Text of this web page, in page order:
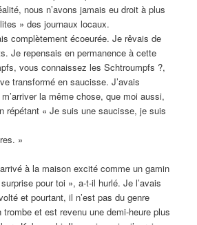
nous n’avons jamais eu droit à plus
» des journaux locaux.
complètement écoeurée. Je rêvais de
Je repensais en permanence à cette
vous connaissez les Schtroumpfs ?,
transformé en saucisse. J’avais
m’arriver la même chose, que moi aussi,
répétant « Je suis une saucisse, je suis
»
à la maison excité comme un gamin
pour toi », a-t-il hurlé. Je l’avais
et pourtant, il n’est pas du genre
et est revenu une demi-heure plus